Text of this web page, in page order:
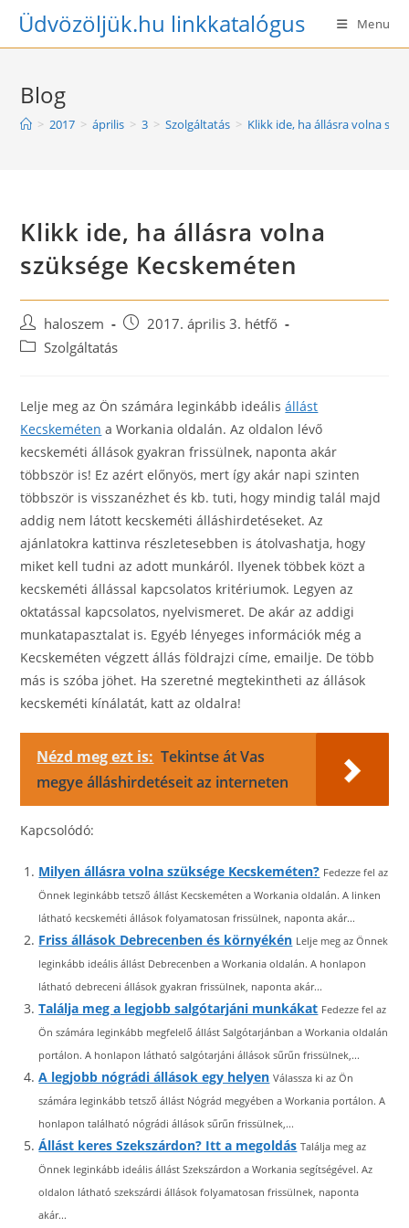
SkipÜdvözöljük.hu linkkatalógus Menu
Blog
> 2017 > április > 3 > Szolgáltatás > Klikk ide, ha állásra volna
Klikk ide, ha állásra volna
szüksége Kecskeméten
Post
author:
haloszem
Post2017. április 3. hétfő
PostSzolgáltatás
Lelje meg az Ön számára leginkább ideálisállást
Kecskeméten a Workania oldalán. Az oldalon lévő
kecskeméti állások gyakran frissülnek, naponta akár
többször is! Ez azért előnyös, mert így akár napi szinten
többször is visszanézhet és kb. tuti, hogy mindig talál majd
addig nem látott kecskeméti álláshirdetéseket. Az
ajánlatokra kattinva részletesebben is átolvashatja, hogy
miket kell tudni az adott munkáról. Ilyenek többek közt a
kecskeméti állással kapcsolatos kritériumok. Legyen az
oktatással kapcsolatos, nyelvismeret. De akár az addigi
munkatapasztalat is. Egyéb lényeges információk még a
Kecskeméten végzett állás földrajzi címe, emailje. De több
más is szóba jöhet. Ha szeretné megtekintheti az állások
kecskeméti kínálatát, katt az oldalra!
Nézd meg ezt is: Tekintse át Vas
megye álláshirdetéseit az interneten
Kapcsolódó:
Milyen állásra volna szüksége Kecskeméten? Fedezze fel az
Önnek leginkább tetsző állást Kecskeméten a Workania oldalán. A linken
látható kecskeméti állások folyamatosan frissülnek, naponta akár...
Friss állások Debrecenben és környékén Lelje meg az Önnek
leginkább ideális állást Debrecenben a Workania oldalán. A honlapon
látható debreceni állások gyakran frissülnek, naponta akár...
Találja meg a legjobb salgótarjáni munkákat Fedezze fel az
Ön számára leginkább megfelelő állást Salgótarjánban a Workania oldalán
portálon. A honlapon látható salgótarjáni állások sűrűn frissülnek,...
A legjobb nógrádi állások egy helyen Válassza ki az Ön
számára leginkább tetsző állást Nógrád megyében a Workania portálon. A
honlapon található nógrádi állások sűrűn frissülnek,...
Állást keres Szekszárdon? Itt a megoldás Találja meg az
Önnek leginkább ideális állást Szekszárdon a Workania segítségével. Az
oldalon látható szekszárdi állások folyamatosan frissülnek, naponta
akár...